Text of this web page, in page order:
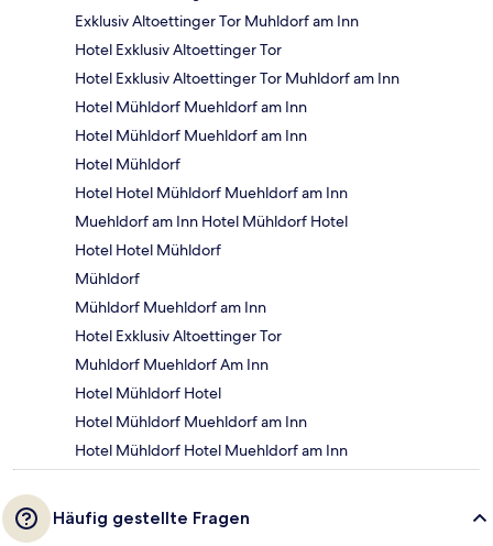
Exklusiv Altoettinger Tor Muhldorf am Inn
Hotel Exklusiv Altoettinger Tor
Hotel Exklusiv Altoettinger Tor Muhldorf am Inn
Hotel Mühldorf Muehldorf am Inn
Hotel Mühldorf Muehldorf am Inn
Hotel Mühldorf
Hotel Hotel Mühldorf Muehldorf am Inn
Muehldorf am Inn Hotel Mühldorf Hotel
Hotel Hotel Mühldorf
Mühldorf
Mühldorf Muehldorf am Inn
Hotel Exklusiv Altoettinger Tor
Muhldorf Muehldorf Am Inn
Hotel Mühldorf Hotel
Hotel Mühldorf Muehldorf am Inn
Hotel Mühldorf Hotel Muehldorf am Inn
Häufig gestellte Fragen